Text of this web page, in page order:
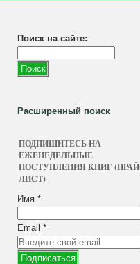
Поиск на сайте:
Расширенный поиск
ПОДПИШИТЕСЬ НА
ЕЖЕНЕДЕЛЬНЫЕ
ПОСТУПЛЕНИЯ КНИГ
ЛИСТ)
Имя *
Email *